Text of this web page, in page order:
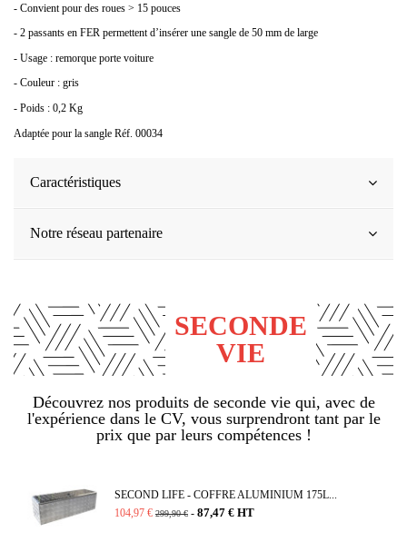
- Convient pour des roues > 15 pouces
- 2 passants en FER permettent d’insérer une sangle de 50 mm de large
- Usage : remorque porte voiture
- Couleur : gris
- Poids : 0,2 Kg
Adaptée pour la sangle Réf. 00034
Caractéristiques
Notre réseau partenaire
SECONDE
VIE
Découvrez nos produits de seconde vie qui, avec de
l'expérience dans le CV, vous surprendront tant par le
prix que par leurs compétences !
SECOND LIFE - COFFRE ALUMINIUM 175L...
104,97 € 299,90 € - 87,47 € HT